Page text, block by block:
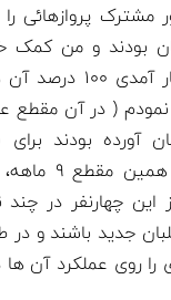
پروازهائی را
بودند و من کمک
اطمینان کامل از
نمودم ( در آن مقطع
آورده بودند برای
آموزش).
این چهارنفر در چند
جدید باشند و در
روی عملکرد آن ها